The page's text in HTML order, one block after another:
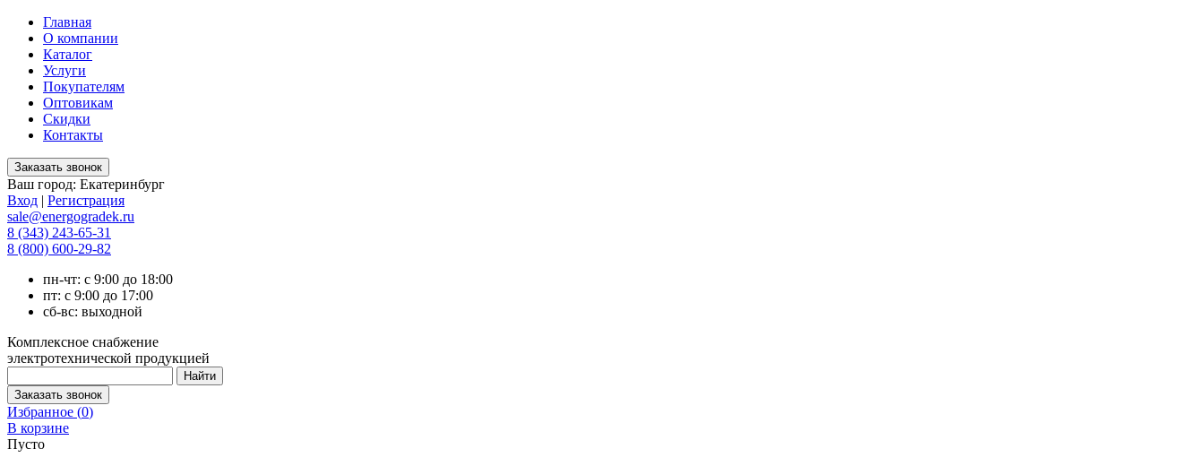
Главная
О компании
Каталог
Услуги
Покупателям
Оптовикам
Скидки
Контакты
Ваш город: Екатеринбург
Вход | Регистрация
sale@energogradek.ru
8 (343) 243-65-31
8 (800) 600-29-82
пн-чт: с 9:00 до 18:00
пт: с 9:00 до 17:00
сб-вс: выходной
Комплексное снабжение
электротехнической продукцией
Избранное (0)
В корзине
Пусто